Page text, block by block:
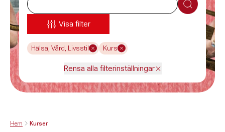
Sök
Visa filter
Hälsa, Vård, Livsstil Kurs
Rensa alla filterinställningar
Hem Kurser